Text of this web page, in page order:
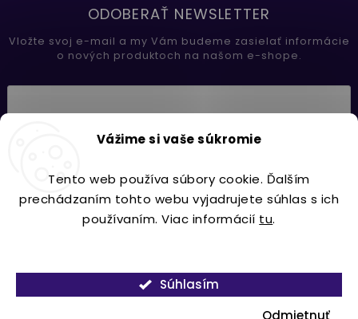
Vážime si vaše súkromie
Tento web používa súbory cookie. Ďalším
prechádzaním tohto webu vyjadrujete súhlas s ich
používaním. Viac informácií tu.
Odmietnuť
Súhlasím
ODOBERAŤ NEWSLETTER
Vložte svoj e-mail a my Vám budeme zasielať informácie
o nových produktoch na našom e-shope.
Prihlásiť sa
Copyright 2026Lavdecor.sk. Všetky práva vyhradené.
VytvořilShoptet| DesignShoptak.cz.